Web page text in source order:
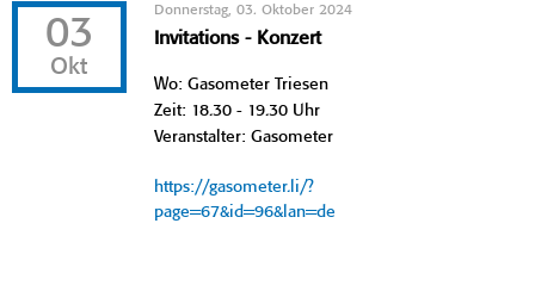
03
Okt
Donnerstag, 03. Oktober 2024
Invitations - Konzert
Wo: Gasometer Triesen
Zeit: 18.30 - 19.30 Uhr
Veranstalter: Gasometer
https://gasometer.li/?
page=67&id=96&lan=de